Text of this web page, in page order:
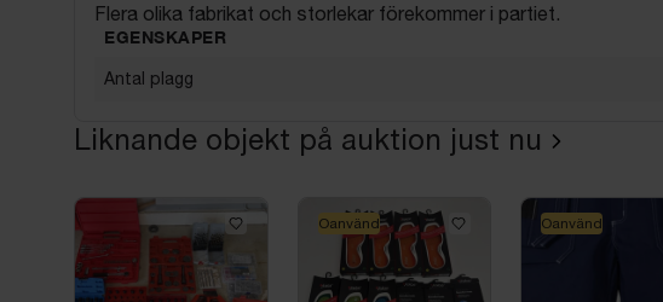
Flera olika fabrikat och storlekar förekommer i partiet.
EGENSKAPER
Antal plagg
Liknande objekt på auktion just nu
Oanvänd Oanvänd